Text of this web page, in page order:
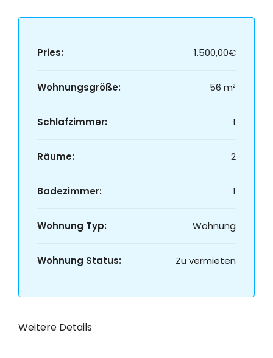
Pries: 1.500,00€
Wohnungsgröße: 56 m²
Schlafzimmer: 1
Räume: 2
Badezimmer: 1
Wohnung Typ: Wohnung
Wohnung Status: Zu vermieten
Weitere Details